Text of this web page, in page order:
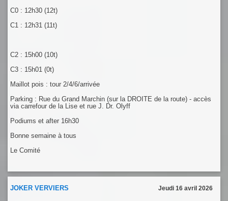
C0 : 12h30 (12t)
C1 : 12h31 (11t)
C2 : 15h00 (10t)
C3 : 15h01 (0t)
Maillot pois : tour 2/4/6/arrivée
Parking : Rue du Grand Marchin (sur la DROITE de la route) - accès
via carrefour de la Lise et rue J. Dr. Olyff
Podiums et after 16h30
Bonne semaine à tous
Le Comité
JOKER VERVIERS Jeudi 16 avril 2026